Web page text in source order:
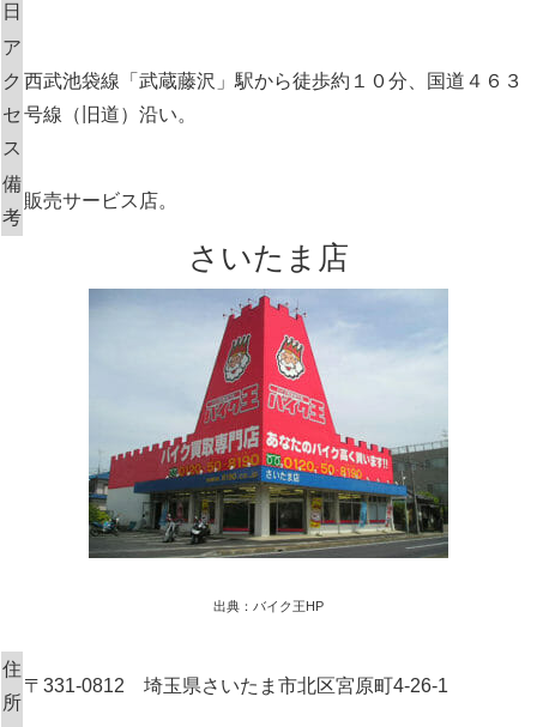
日
ア
ク
セ
ス
西武池袋線「武蔵藤沢」駅から徒歩約１０分、国道４６３
号線（旧道）沿い。
備
考
販売サービス店。
さいたま店
出典：バイク王HP
住
所
〒331-0812 埼玉県さいたま市北区宮原町4-26-1